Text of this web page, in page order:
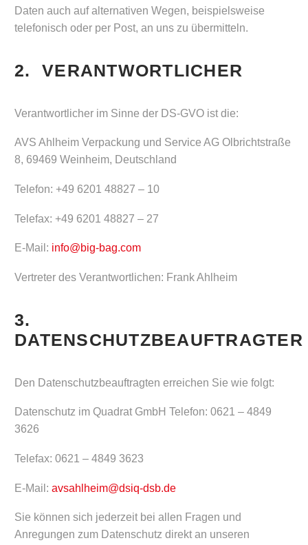
Daten auch auf alternativen Wegen, beispielsweise
telefonisch oder per Post, an uns zu übermitteln.
2. VERANTWORTLICHER
Verantwortlicher im Sinne der DS-GVO ist die:
AVS Ahlheim Verpackung und Service AG Olbrichtstraße
8, 69469 Weinheim, Deutschland
Telefon: +49 6201 48827 – 10
Telefax: +49 6201 48827 – 27
E-Mail: info@big-bag.com
Vertreter des Verantwortlichen: Frank Ahlheim
3.
DATENSCHUTZBEAUFTRAGTER
Den Datenschutzbeauftragten erreichen Sie wie folgt:
Datenschutz im Quadrat GmbH Telefon: 0621 – 4849
3626
Telefax: 0621 – 4849 3623
E-Mail: avsahlheim@dsiq-dsb.de
Sie können sich jederzeit bei allen Fragen und
Anregungen zum Datenschutz direkt an unseren